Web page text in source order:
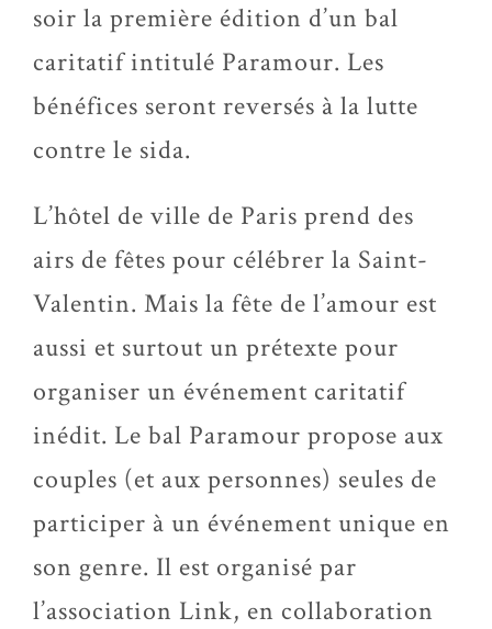
soir la première édition d’un bal
caritatif intitulé Paramour. Les
bénéfices seront reversés à la lutte
contre le sida.
L’hôtel de ville de Paris prend des
airs de fêtes pour célébrer la Saint-
Valentin. Mais la fête de l’amour est
aussi et surtout un prétexte pour
organiser un événement caritatif
inédit. Le bal Paramour propose aux
couples (et aux personnes) seules de
participer à un événement unique en
son genre. Il est organisé par
l’association Link, en collaboration